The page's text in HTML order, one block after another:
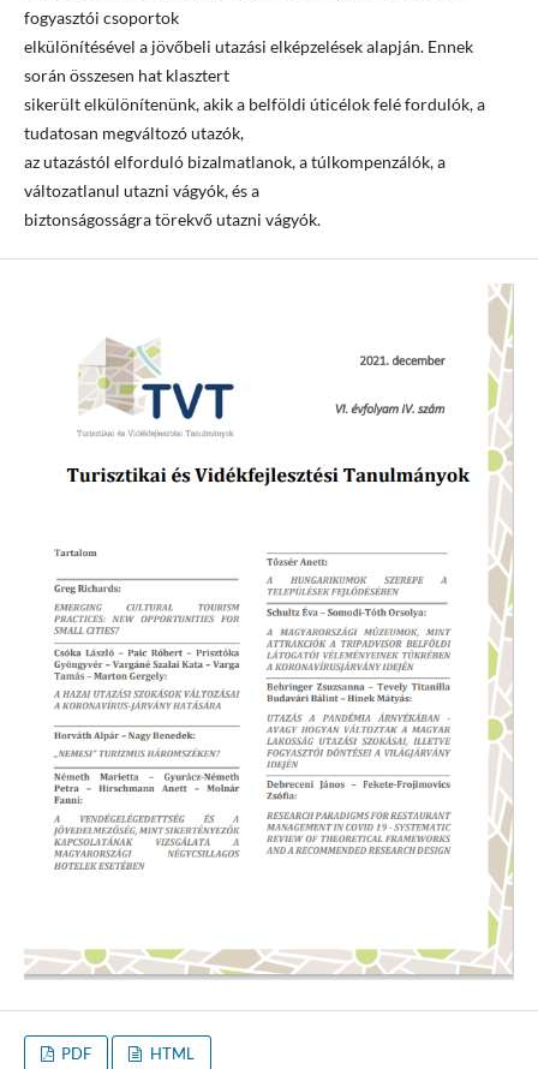
fogyasztói csoportok
elkülönítésével a jövőbeli utazási elképzelések alapján. Ennek
során összesen hat klasztert
sikerült elkülönítenünk, akik a belföldi úticélok felé fordulók, a
tudatosan megváltozó utazók,
az utazástól elforduló bizalmatlanok, a túlkompenzálók, a
változatlanul utazni vágyók, és a
biztonságosságra törekvő utazni vágyók.
PDF HTML